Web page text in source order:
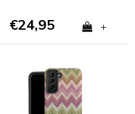
€24,95 +